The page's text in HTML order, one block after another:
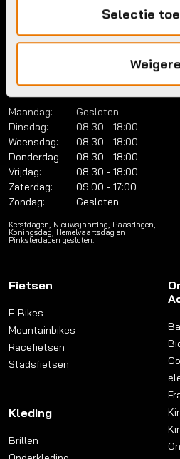
Selectie
info@bykestore.nl
Brouwerstraat 8B
1315 BP Almere
Openingstijden
Maandag:
Gesloten
Dinsdag:
08:30 - 18:00
Woensdag:
08:30 - 18:00
Donderdag:
08:30 - 18:00
Vrijdag:
08:30 - 18:00
Zaterdag:
09:00 - 17:00
Zondag:
Gesloten
Kerstdagen, Nieuwsjaardag, Paasdagen,
Koningsdag, Hemelvaartsdag en
Pinksterdagen gesloten.
Fietsen
E-Bikes
Mountainbikes
Racefietsen
Stadsfietsen
Kleding
Brillen